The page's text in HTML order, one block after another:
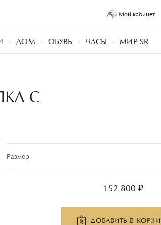
Мой кабинет
ДОМ ОБУВЬ ЧАСЫ МИР SR
С
Размер
152 800 ₽
ДОБАВИТЬ В